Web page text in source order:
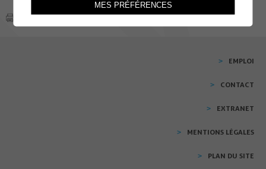
EMPLOI
CONTACT
EXTRANET
MENTIONS LÉGALES
PLAN DU SITE
MES PRÉFÉRENCES